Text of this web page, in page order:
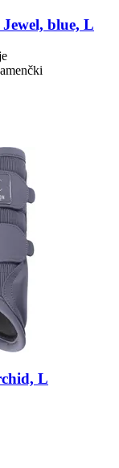
blue, L
L